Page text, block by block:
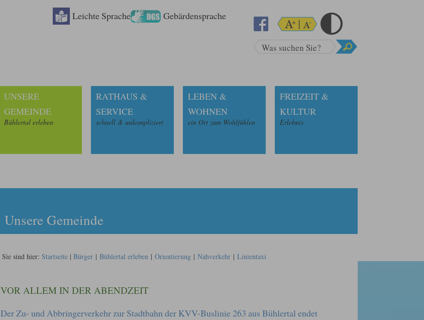
Leichte Sprache Gebärdensprache
Was suchen Sie?
UNSERE
GEMEINDE
Bühlertal erleben
RATHAUS &
SERVICE
schnell & unkompliziert
LEBEN &
WOHNEN
ein Ort zum Wohlfühlen
FREIZEIT &
KULTUR
Erlebnis
Unsere Gemeinde
Sie sind hier: Startseite | Bürger| Bühlertal erleben| Orientierung| Nahverkehr| Linientaxi
VOR ALLEM IN DER ABENDZEIT
Der Zu- und Abbringerverkehr zur Stadtbahn der KVV-Buslinie 263 aus Bühlertal endet